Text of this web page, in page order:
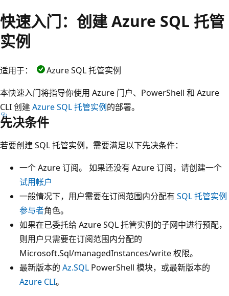
快速入门：创建 Azure SQL 托管
实例
适用于：
Azure SQL 托管实例
本快速入门将指导你使用 Azure 门户、PowerShell 和 Azure
CLI 创建Azure SQL 托管实例的部署。
先决条件
若要创建 SQL 托管实例，需要满足以下先决条件：
一个 Azure 订阅。 如果还没有 Azure 订阅，请创建一个
试用帐户
一般情况下，用户需要在订阅范围内分配有 SQL 托管实例
参与者角色。
如果在已委托给 Azure SQL 托管实例的子网中进行预配，
则用户只需要在订阅范围内分配的
Microsoft.Sql/managedInstances/write 权限。
最新版本的 Az.SQL PowerShell 模块，或最新版本的
Azure CLI。